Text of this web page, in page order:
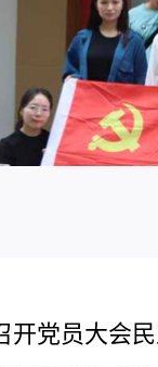
开党员大会